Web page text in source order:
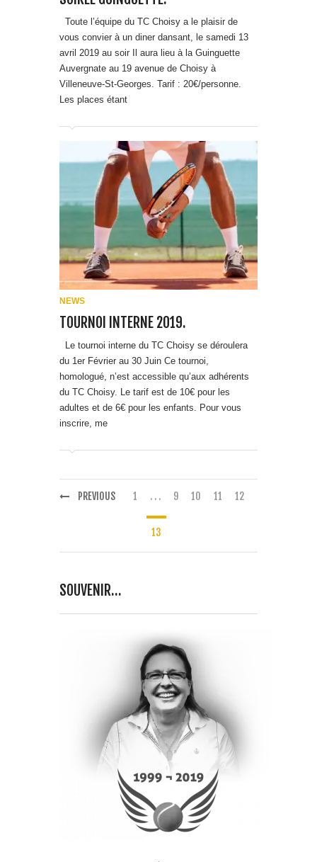
Toute l’équipe du TC Choisy a le plaisir de
vous convier à un diner dansant, le samedi 13
avril 2019 au soir Il aura lieu à la Guinguette
Auvergnate au 19 avenue de Choisy à
Villeneuve-St-Georges. Tarif : 20€/personne.
Les places étant
NEWS
TOURNOI INTERNE 2019.
Le tournoi interne du TC Choisy se déroulera
du 1er Février au 30 Juin Ce tournoi,
homologué, n’est accessible qu’aux adhérents
du TC Choisy. Le tarif est de 10€ pour les
adultes et de 6€ pour les enfants. Pour vous
inscrire, me
PREVIOUS 1 . . . 9 10 11 12
13
SOUVENIR…